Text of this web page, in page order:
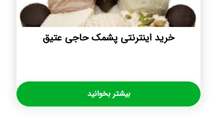
خرید اینترنتی پشمک حاجی عتیق
بیشتر بخوانید